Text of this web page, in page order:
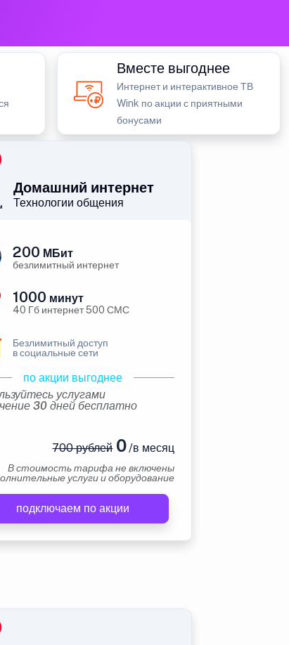
Вместе выгоднее
Интернет и интерактивное ТВ
Wink по акции с приятными
бонусами
Домашний интернет
Технологии общения
200 МБит
безлимитный интернет
1000 минут
40 Гб интернет 500 СМС
Безлимитный доступ
в социальные сети
по акции выгоднее
услугами
30 дней бесплатно
700 рублей0/в месяц
В стоимость тарифа не включены
услуги и оборудование
подключаем по акции